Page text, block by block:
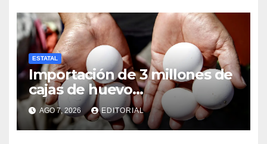
ESTATAL
Importación de 3 millones de
cajas de huevo
estadounidense provoca
desplome de precios en
Veracruz; llaman a consumir
AGO 7, 2026 EDITORIAL